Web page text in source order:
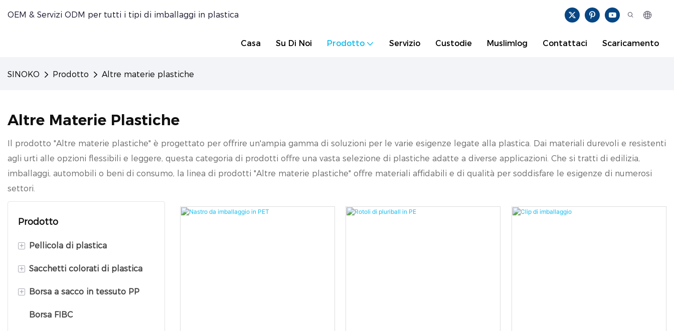
OEM & Servizi ODM per tutti i tipi di imballaggi in plastica
Casa Su Di Noi Prodotto Servizio Custodie Muslimlog Contattaci Scaricamento
SINOKO Prodotto Altre materie plastiche
Altre Materie Plastiche
Il prodotto "Altre materie plastiche" è progettato per offrire un'ampia gamma di soluzioni per le varie esigenze legate alla plastica. Dai materiali durevoli e resistenti
agli urti alle opzioni flessibili e leggere, questa categoria di prodotti offre una vasta selezione di plastiche adatte a diverse applicazioni. Che si tratti di edilizia,
imballaggi, automobili o beni di consumo, la linea di prodotti "Altre materie plastiche" offre materiali affidabili e di qualità per soddisfare le esigenze di numerosi
settori.
Prodotto
+ Pellicola di plastica
Pellicola protettiva in PET
Film estensibile in PE
Film Bopp
+ Sacchetti colorati di plastica
Borsa in plastica resistente al
+ Borsa a sacco in tessuto PP
Sacco valvola PP
Borsa FIBC